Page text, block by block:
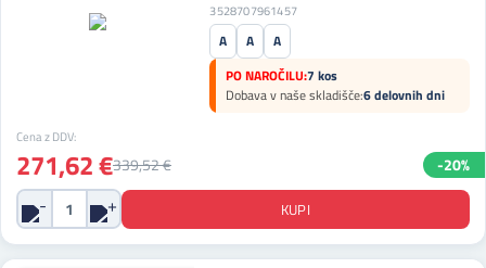
3528707961457
A A
A
PO NAROČILU:7 kos
Dobava v naše skladišče:6 delovnih dni
Cena z DDV:
271,62 €339,52 € -20%